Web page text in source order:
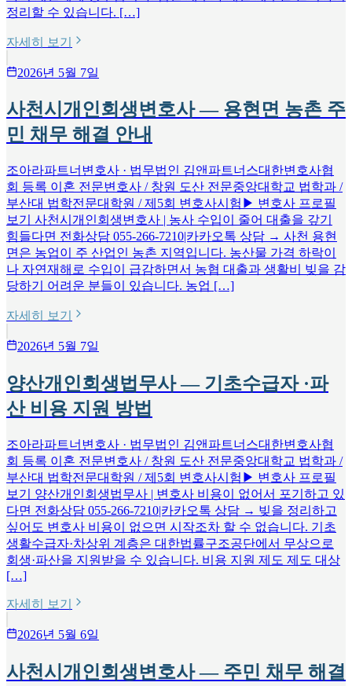
정리할 수 있습니다. […]
자세히 보기
2026년 5월 7일
사천시개인회생변호사 — 용현면 농촌 주
민 채무 해결 안내
조아라파트너변호사 · 법무법인 김앤파트너스대한변호사협
회 등록 이혼 전문변호사 / 창원 도산 전문중앙대학교 법학과 /
부산대 법학전문대학원 / 제5회 변호사시험▶ 변호사 프로필
보기 사천시개인회생변호사 | 농사 수입이 줄어 대출을 갚기
힘들다면 전화상담 055-266-7210|카카오톡 상담 → 사천 용현
면은 농업이 주 산업인 농촌 지역입니다. 농산물 가격 하락이
나 자연재해로 수입이 급감하면서 농협 대출과 생활비 빚을 감
당하기 어려운 분들이 있습니다. 농업 […]
자세히 보기
2026년 5월 7일
양산개인회생법무사 — 기초수급자 ·파
산 비용 지원 방법
조아라파트너변호사 · 법무법인 김앤파트너스대한변호사협
회 등록 이혼 전문변호사 / 창원 도산 전문중앙대학교 법학과 /
부산대 법학전문대학원 / 제5회 변호사시험▶ 변호사 프로필
보기 양산개인회생법무사 | 변호사 비용이 없어서 포기하고 있
다면 전화상담 055-266-7210|카카오톡 상담 → 빚을 정리하고
싶어도 변호사 비용이 없으면 시작조차 할 수 없습니다. 기초
생활수급자·차상위 계층은 대한법률구조공단에서 무상으로
회생·파산을 지원받을 수 있습니다. 비용 지원 제도 제도 대상
[…]
자세히 보기
2026년 5월 6일
사천시개인회생변호사 — 주민 채무 해결